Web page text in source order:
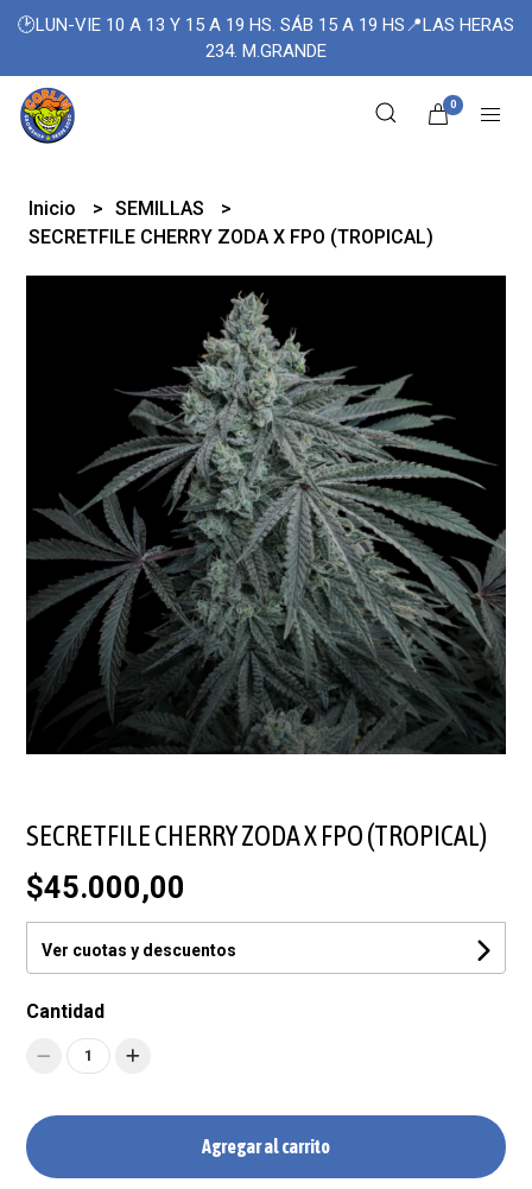
🕑LUN-VIE 10 A 13 Y 15 A 19 HS. SÁB 15 A 19 HS📍LAS HERAS
234. M.GRANDE
0
Inicio
SEMILLAS
SECRETFILE CHERRY ZODA X FPO (TROPICAL)
SECRETFILE CHERRY ZODA X FPO (TROPICAL)
$45.000,00
Ver cuotas y descuentos
Cantidad
1
Agregar al carrito